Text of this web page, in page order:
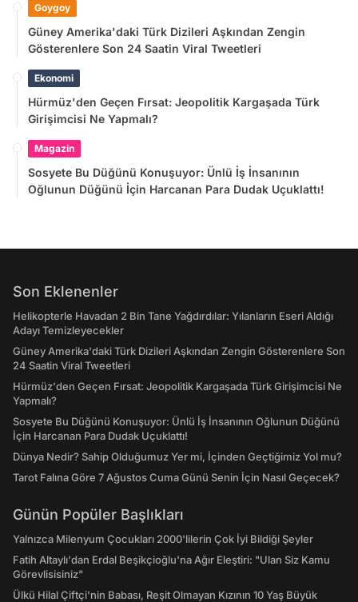
Goygoy
Güney Amerika'daki Türk Dizileri Aşkından Zengin
Gösterenlere Son 24 Saatin Viral Tweetleri
Ekonomi
Hürmüz'den Geçen Fırsat: Jeopolitik Kargaşada Türk
Girişimcisi Ne Yapmalı?
Magazin
Sosyete Bu Düğünü Konuşuyor: Ünlü İş İnsanının
Oğlunun Düğünü İçin Harcanan Para Dudak Uçuklattı!
Son Eklenenler
Helikopterle Havadan 2 Bin Tane Yağdırdılar: Yılanların Eseri Aldığı
Adayı Temizleyecekler
Güney Amerika'daki Türk Dizileri Aşkından Zengin Gösterenlere Son
24 Saatin Viral Tweetleri
Hürmüz'den Geçen Fırsat: Jeopolitik Kargaşada Türk Girişimcisi Ne
Yapmalı?
Sosyete Bu Düğünü Konuşuyor: Ünlü İş İnsanının Oğlunun Düğünü
İçin Harcanan Para Dudak Uçuklattı!
Dünya Nedir? Sahip Olduğumuz Yer mi, İçinden Geçtiğimiz Yol mu?
Tarot Falına Göre 7 Ağustos Cuma Günü Senin İçin Nasıl Geçecek?
Günün Popüler Başlıkları
Yalnızca Milenyum Çocukları 2000'lilerin Çok İyi Bildiği Şeyler
Fatih Altaylı'dan Erdal Beşikçioğlu'na Ağır Eleştiri: "Ulan Siz Kamu
Görevlisisiniz"
Ülkü Hilal Çiftçi'nin Babası, Reşit Olmayan Kızının 10 Yaş Büyük